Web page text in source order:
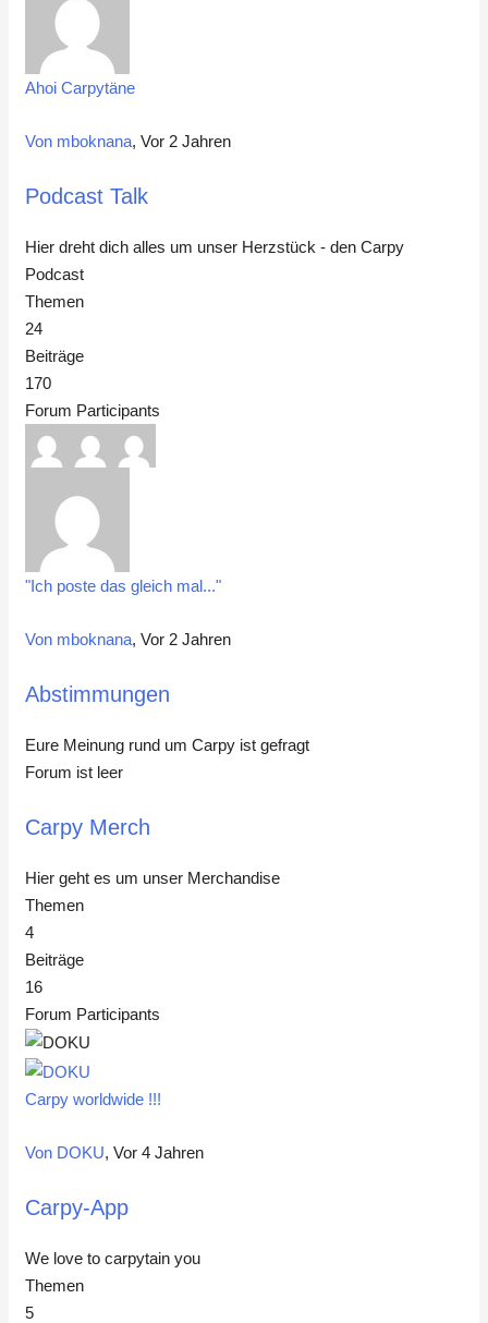
Ahoi Carpytäne
Von mboknana, Vor 2 Jahren
Podcast Talk
Hier dreht dich alles um unser Herzstück - den Carpy
Podcast
Themen
24
Beiträge
170
Forum Participants
"Ich poste das gleich mal..."
Von mboknana, Vor 2 Jahren
Abstimmungen
Eure Meinung rund um Carpy ist gefragt
Forum ist leer
Carpy Merch
Hier geht es um unser Merchandise
Themen
4
Beiträge
16
Forum Participants
Carpy worldwide !!!
Von DOKU, Vor 4 Jahren
Carpy-App
We love to carpytain you
Themen
5